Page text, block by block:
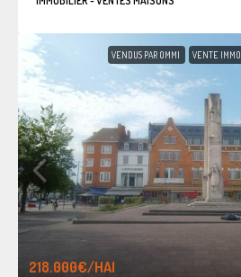
VENDUS PAR OMMI VENTE IMMO
218.000€/HAI